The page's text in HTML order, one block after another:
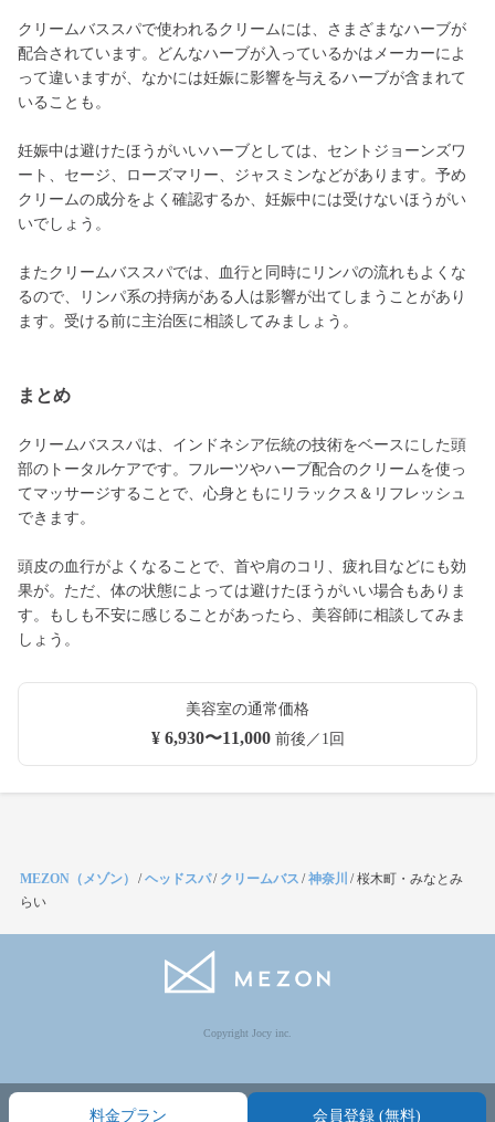
クリームバススパで使われるクリームには、さまざまなハーブが
配合されています。どんなハーブが入っているかはメーカーによ
って違いますが、なかには妊娠に影響を与えるハーブが含まれて
いることも。
妊娠中は避けたほうがいいハーブとしては、セントジョーンズワ
ート、セージ、ローズマリー、ジャスミンなどがあります。予め
クリームの成分をよく確認するか、妊娠中には受けないほうがい
いでしょう。
またクリームバススパでは、血行と同時にリンパの流れもよくな
るので、リンパ系の持病がある人は影響が出てしまうことがあり
ます。受ける前に主治医に相談してみましょう。
まとめ
クリームバススパは、インドネシア伝統の技術をベースにした頭
部のトータルケアです。フルーツやハーブ配合のクリームを使っ
てマッサージすることで、心身ともにリラックス＆リフレッシュ
できます。
頭皮の血行がよくなることで、首や肩のコリ、疲れ目などにも効
果が。ただ、体の状態によっては避けたほうがいい場合もありま
す。もしも不安に感じることがあったら、美容師に相談してみま
しょう。
美容室の通常価格
¥ 6,930〜11,000前後／1回
料金プラン 会員登録 (無料)
MEZON（メゾン） /ヘッドスパ/ クリームバス /神奈川 /桜木町・みなとみ
らい
Copyright Jocy inc.